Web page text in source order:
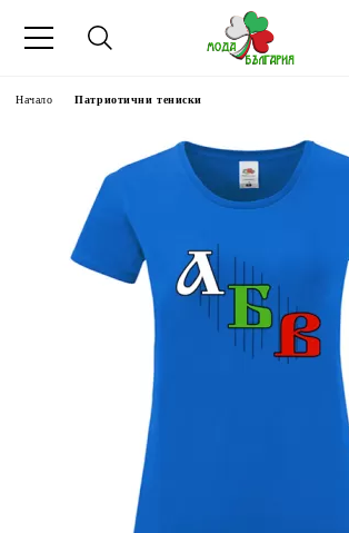
Начало Патриотични тениски